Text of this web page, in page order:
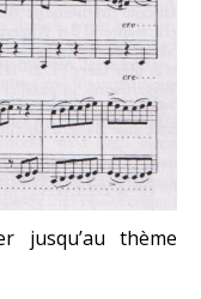
jusqu’au thème